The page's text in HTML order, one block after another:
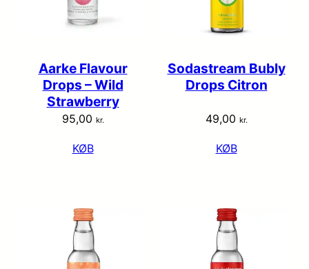
Aarke Flavour
Drops – Wild
Strawberry
95,00 kr.
KØB
Sodastream Bubly
Drops Citron
49,00 kr.
KØB